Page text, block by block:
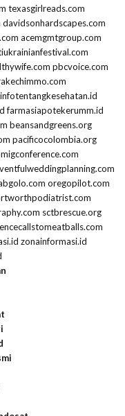
texasgirlreads.com
davidsonhardscapes.com
acemgmtgroup.com
pbcvoice.com
infotentangkesehatan.id
farmasiapotekerumm.id
beansandgreens.org
pacificocolombia.org
oregopilot.com
sctbrescue.org
zonainformasi.id